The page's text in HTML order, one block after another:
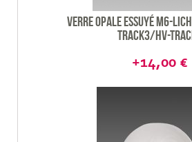
Verre opale essuyé M6-
Track3/HV-
+14,00 €